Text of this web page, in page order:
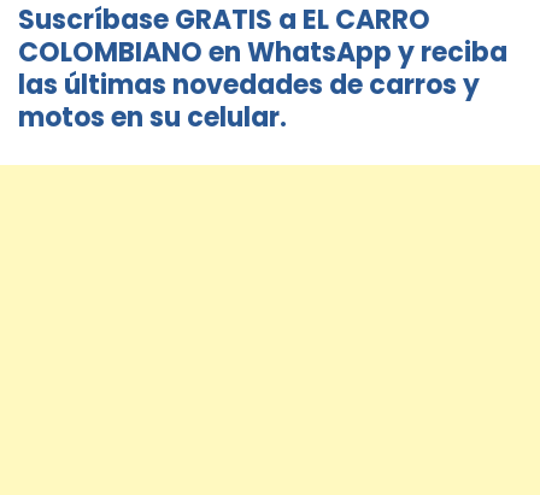
Suscríbase GRATIS a EL CARRO
COLOMBIANO en WhatsApp y reciba
las últimas novedades de carros y
motos en su celular.